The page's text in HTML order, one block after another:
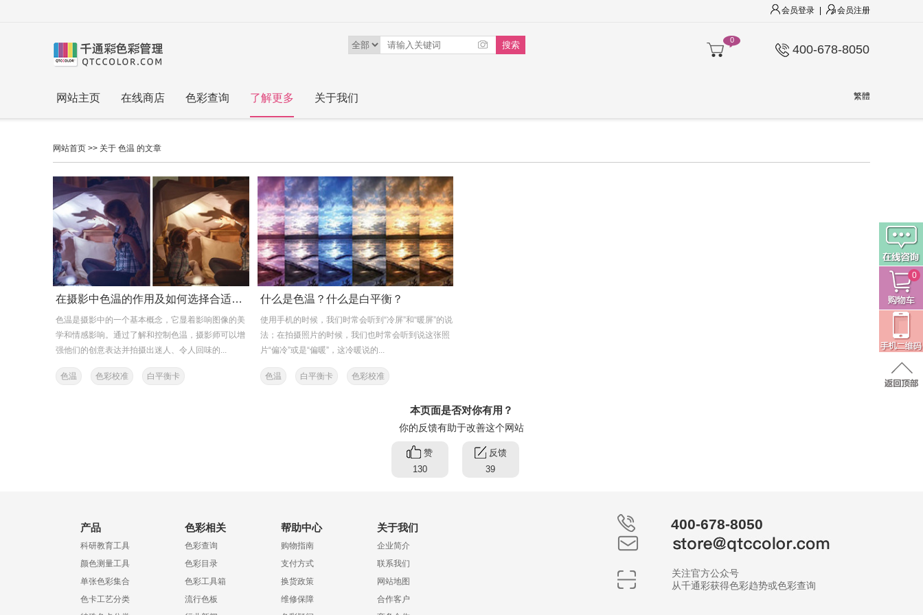
会员登录 会员注册
0
400-678-8050
网站主页 在线商店 色彩查询 了解更多 关于我们 繁體
网站首页 >> 关于 色温 的文章
在摄影中色温的作用及如何选择合适的色温
色温是摄影中的一个基本概念，它显着影响图像的美
学和情感影响。通过了解和控制色温，摄影师可以增
强他们的创意表达并拍摄出迷人、令人回味的...
色温 色彩校准 白平衡卡
什么是色温？什么是白平衡？
使用手机的时候，我们时常会听到“冷屏”和“暖屏”的说
法；在拍摄照片的时候，我们也时常会听到说这张照
片“偏冷”或是“偏暖”，这冷暖说的...
色温 白平衡卡 色彩校准
本页面是否对你有用？
你的反馈有助于改善这个网站
赞
130
反馈
39
产品
科研教育工具
颜色测量工具
单张色彩集合
色卡工艺分类
色彩相关
色彩查询
色彩目录
色彩工具箱
流行色板
帮助中心
购物指南
支付方式
换货政策
维修保障
关于我们
企业简介
联系我们
网站地图
合作客户
400-678-8050
关注官方公众号
从千通彩获得色彩趋势或色彩查询
0